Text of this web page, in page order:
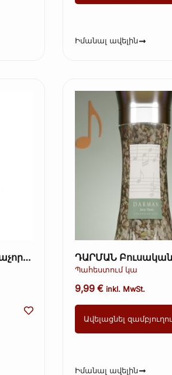
Իմանալ ավելին
ԴԱՐՄԱՆ Բուսական
խոտաբույսերով և
(Kopie) (Kopie)
Պահեստում կա
9,99 € inkl. MwSt.
Ավելացնել
Իմանալ ավելին